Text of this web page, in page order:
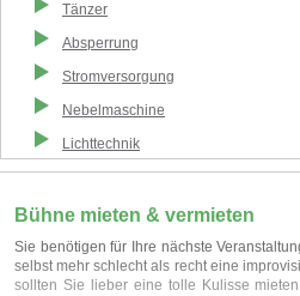
Tänzer
Absperrung
Stromversorgung
Nebelmaschine
Lichttechnik
Bühne mieten & vermieten
Sie benötigen für Ihre nächste
selbst mehr schlecht als recht eine
sollten Sie lieber eine tolle Kulisse